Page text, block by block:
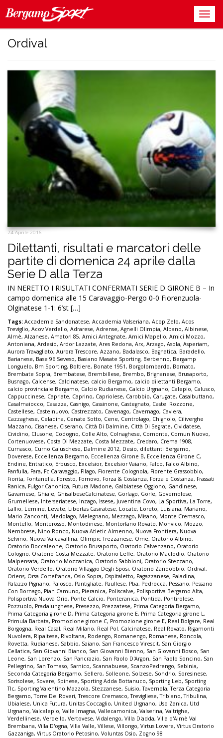
Ordival
24 Aprile 2016
Dilettanti, risultati e marcatori delle
partite di domenica 24 aprile dalla
Serie D alla Terza
IN NERETTO I RISULTATI CONFERMATI SERIE D GIRONE B – In
campo domenica alle 15 Caravaggio-Pergo 0-0 Fiorenzuola-
Olginatese 1-1: 6’st […]
Tags: Accademia Sandonatese, Accademia Valseriana, Acop Zelo, Acos
Treviglio, Acov Verdello, Adrarese, Adrense, Agnelli Olimpia, Albano, Albinese,
Almè, Alzanese, Amatori 85, Amici Antegnate, Amici Mapello, Amici Mozzo,
Antoniana, Ardesio, Ardor Lazzate, Ares Redona, Arx, Arzago, Asola, Asperiam,
Aurora Travagliato, Aurora Trescore, Azzano, Badalasco, Bagnatica, Baradello,
Barianese, Base 96 Seveso, Basiano Masate Sporting, Berbenno, Bergamp
Longuelo, Bm Sporting, Boltiere, Bonate 1951, Borgolombardo, Bornato,
Brembate Sopra, Brembatese, Brembillese, Brembo, Brignanese, Brusaporto,
Busnago, Calcense, Calcinatese, calcio Bergamo, calcio dilettanti Bergamo,
calcio provinciale Bergamo, Calcio Rudianese, Calcio Urgnano, Calepio, Calusco,
Cappuccinese, Capriate, Caprino, Capriolese, Carobbio, Carugate, Casalbuttano,
Casalmaiocco, Casazza, Casnigo, Cassinone, Castegnato, Castel Rozzone,
Castellese, Castelnuovo, Castrezzato, Cavenago, Cavernago, Cavlera,
Cazzaghese, Celadina, Cenate Sotto, Cene, Centrolago, Chignolo, Ciliverghe
Mazzano, Cisanese, Ciserano, Città Di Dalmine, Città Di Segrate, Cividatese,
Cividino, Clusone, Codogno, Colle Alto, Colnaghese, Comonte, Comun Nuovo,
Cortenuovese, Costa Di Mezzate, Costa Mezzate, Credaro, Crema 1908,
Curnasco, Curno Caluschese, Dalmine 2012, Desio, dilettanti Bergamo,
Doverese, Eccellenza Bergamo, Eccellenza Girone B, Eccellenza Girone C,
Endine, Entratico, Erbusco, Excelsior, Excelsior Vaiano, Falco, Falco Albino,
Fanfulla, Fara, Fc Caravaggio, Filago, Fiorente Colognola, Fiorente Grassobbio,
Fiorita, Fontanella, Foresto, Fornovo, Forza & Costanza, Forza e Costanza, Frassati
Ranica, Fulgor Canonica, Futura Madone, Galbiatese Oggiono, Gandinese,
Gavarnese, Ghiaie, GhisalbeseCalcinatese, Gorlago, Gorle, Governolese,
Grumellese, Interseriatese, Inzago, Issese, Juventina Covo, La Sportiva, La Torre,
Lallio, Lemine, Levate, Libertas Casiratese, Locate, Loreto, Luisiana, Mariano,
Mario Zanconti, Medolago, Melegnano, Mezzago, Misano, Monte Cremasco,
Montello, Monterosso, Montodinese, Montorfano Rovato, Monvico, Mozzo,
Nembrese, Nino Ronco, Nuova Atletic Almenno, Nuova Frontiera, Nuova
Selvino, Nuova Valcavallina, Olimpic Trezzanese, Ome, Oratorio Albino,
Oratorio Boccaleone, Oratorio Brusaporto, Oratorio Calvenzano, Oratorio
Cologno, Oratorio Costa Mezzate, Oratorio Leffe, Oratorio Maclodio, Oratorio
Malpensata, Oratorio Mozzanica, Oratorio Sabbioni, Oratorio Stezzano,
Oratorio Verdello, Oratorio Villaggio Degli Sposi, Oratorio Zandobbio, Ordival,
Oriens, Orsa Cortefranca, Osio Sopra, Ospitaletto, Pagazzanese, Paladina,
Palazzo Pignano, Palosco, Pantigliate, Paullese, Pba, Pedrocca, Pessano, Pessano
Con Bornago, Pian Camuno, Pieranica, Poliscalve, Polisportiva Bergamo Alta,
Polisportiva Nuova Orio, Ponte Calcio, Ponteranica, Pontida, Pontirolese,
Pozzuolo, Pradalunghese, Presezzo, Prezzatese, Prima Categoria Bergamo,
Prima Categoria girone D, Prima Categoria girone E, Prima Categoria girone L,
Primula Barbata, Promozione girone C, Promozione girone E, Real Bolgare, Real
Borgogna, Real Casal, Real Milano, Real Pol. Calcinatese, Real Rovato, Rigamonti
Nuvolera, Ripaltese, Rivoltana, Rodengo, Romanengo, Romanese, Roncola,
Rovetta, Rudianese, Sabbio, Saiano, San Francesco Virescit, San Giorgio
Cellatica, San Giovanni Bianco, San Giovanni Bienno, San Giovanni Bosco, San
Leone, San Lorenzo, San Pancrazio, San Paolo D'Argon, San Paolo Soncino, San
Pellegrino, San Tomaso, Sarnico, Scannabuese, ScanzoPedrengo, Sebinia,
Seconda Categoria Bergamo, Sellero, Solleone, Solzese, Sondrio, Soresinese,
Sorisolese, Sovere, Spinese, Sporting Adda Bottanuco, Sporting Leb, Sporting
Tlc, Sporting Valentino Mazzola, Stezzanese, Suisio,Tavernola,Terza Categoria
Bergamo,Torre De' Roveri,Trescore Cremasco,Trevigliese,Tribiano,Tribulina,
Ubialese, Unica Futura, Unitas Coccaglio, United Urgnano, Uso Zanica, Utd
Urgnano, Valcalepio, Valle Imagna, Vallecamonica, Valserina, Valtrighe,
Verdellinese, Verdello, Vertovese, Vidalengo, Villa D'adda, Villa d'Almè Val
Brembana, Villa D'ogna, Villa Valle, Villese, Villongo, Virtus Lovere, Virtus Oratorio
Gazzaniga, Virtus Oratorio Petosino, Voluntas Osio, Zogno 98